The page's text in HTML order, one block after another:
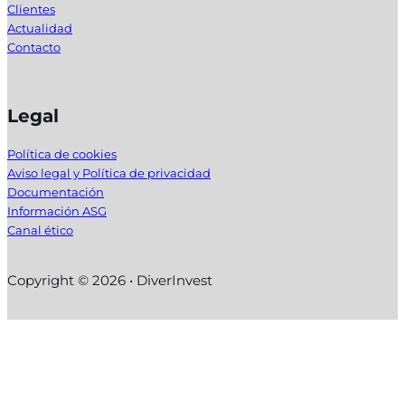
Clientes
Actualidad
Contacto
Legal
Política de cookies
Aviso legal y Política de privacidad
Documentación
Información ASG
Canal ético
Copyright © 2026 • DiverInvest